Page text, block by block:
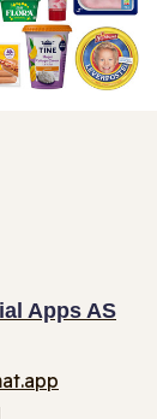
Apps AS